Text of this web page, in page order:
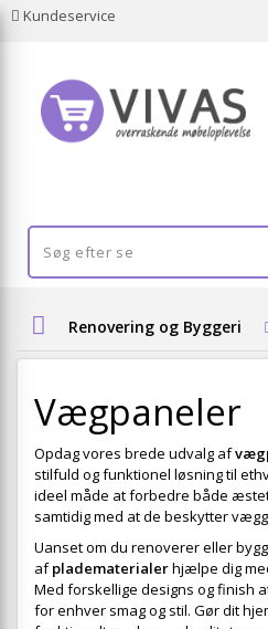
Kundeservice
Renovering og Byggeri
Vægpaneler
Opdag vores brede udvalg af
stilfuld og funktionel løsning til
ideel måde at forbedre både
samtidig med at de beskytter
Uanset om du renoverer eller
afpladematerialerhjælpe dig
Med forskellige designs og finish
for enhver smag og stil. Gør dit